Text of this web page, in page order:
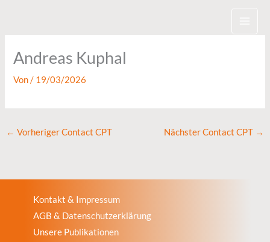
Andreas Kuphal
Von/ 19/03/2026
← Vorheriger Contact CPT Nächster Contact CPT →
Kontakt & Impressum
AGB & Datenschutzerklärung
Unsere Publikationen